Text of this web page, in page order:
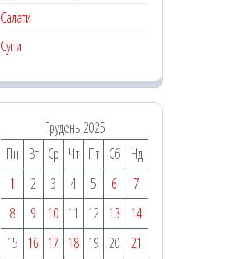
Салати
Супи
Грудень 2025
Пн
Вт Ср Чт Пт Сб
Нд
1
2 3 4 5 6
7
8
9 10 11 12 13
14
15 16 17 18 19 20
21